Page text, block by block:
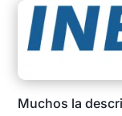
Muchos la